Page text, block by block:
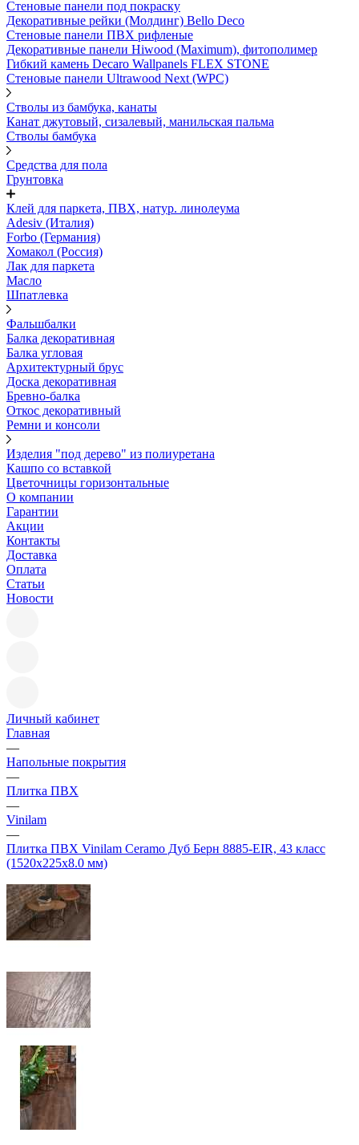
Стеновые панели под покраску
Декоративные рейки (Молдинг) Bello Deco
Стеновые панели ПВХ рифленыe
Декоративные панели Hiwood (Maximum), фитополимер
Гибкий камень Decaro Wallpanels FLEX STONE
Стеновые панели Ultrawood Next (WPC)
Стволы из бамбука, канаты
Канат джутовый, сизалевый, манильская пальма
Стволы бамбука
Средства для пола
Грунтовка
Клей для паркета, ПВХ, натур. линолеума
Adesiv (Италия)
Forbo (Германия)
Хомакол (Россия)
Лак для паркета
Масло
Шпатлевка
Фальшбалки
Балка декоративная
Балка угловая
Архитектурный брус
Доска декоративная
Бревно-балка
Откос декоративный
Ремни и консоли
Изделия "под дерево" из полиуретана
Кашпо со вставкой
Цветочницы горизонтальные
О компании
Гарантии
Акции
Контакты
Доставка
Оплата
Статьи
Новости
Личный кабинет
Главная
—
Напольные покрытия
—
Плитка ПВХ
—
Vinilam
—
Плитка ПВХ Vinilam Ceramo Дуб Берн 8885-EIR, 43 класс
(1520х225х8.0 мм)